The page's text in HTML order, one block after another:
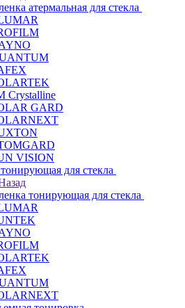
атермальная для стекла
Crystalline
GARD
VISION
для стекла
тонирующая для стекла